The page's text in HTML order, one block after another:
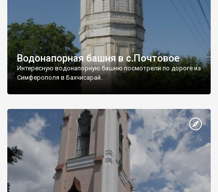
Водонапорная башня в с.Почтовое
Интересную водонапорную башню посмотрели по дороге из
Симферополя в Бахчисарай.